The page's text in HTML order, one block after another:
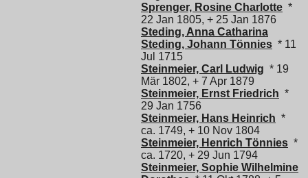
Sprenger, Rosine Charlotte *
22 Jan 1805, + 25 Jan 1876
Steding, Anna Catharina
Steding, Johann Tönnies * 11
Jul 1715
Steinmeier, Carl Ludwig * 19
Mär 1802, + 7 Apr 1879
Steinmeier, Ernst Friedrich *
29 Jan 1756
Steinmeier, Hans Heinrich *
ca. 1749, + 10 Nov 1804
Steinmeier, Henrich Tönnies *
ca. 1720, + 29 Jun 1794
Steinmeier, Sophie Wilhelmine